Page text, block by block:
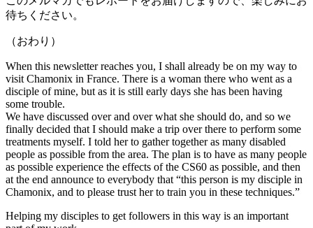
待ちください。
（おわり）
When this newsletter reaches you, I shall already be on my way to
visit Chamonix in France. There is a woman there who went as a
disciple of mine, but as it is still early days she has been having
some trouble.
We have discussed over and over what she should do, and so we
finally decided that I should make a trip over there to perform some
treatments myself. I told her to gather together as many disabled
people as possible from the area. The plan is to have as many people
as possible experience the effects of the CS60 as possible, and then
at the end announce to everybody that “this person is my disciple in
Chamonix, and to please trust her to train you in these techniques.”
Helping my disciples to get followers in this way is an important